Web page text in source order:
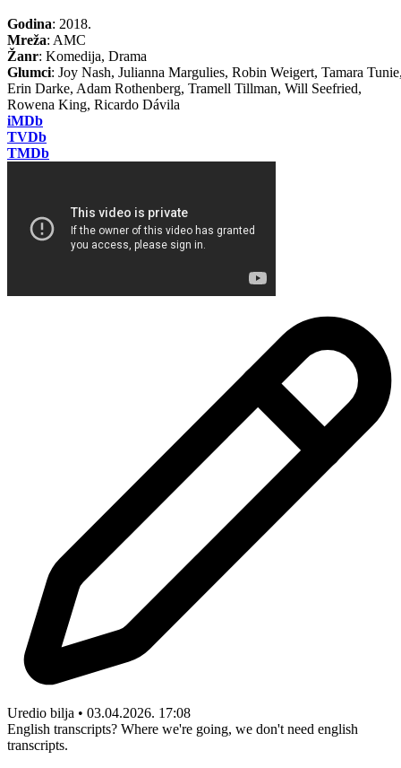
Godina: 2018.
Mreža: AMC
Žanr: Komedija, Drama
Glumci: Joy Nash, Julianna Margulies, Robin Weigert, Tamara
Erin Darke, Adam Rothenberg, Tramell Tillman, Will Seefried,
Rowena King, Ricardo Dávila
iMDb
TVDb
TMDb
Uredio bilja • 03.04.2026. 17:08
English transcripts? Where we're going, we don't need english
transcripts.